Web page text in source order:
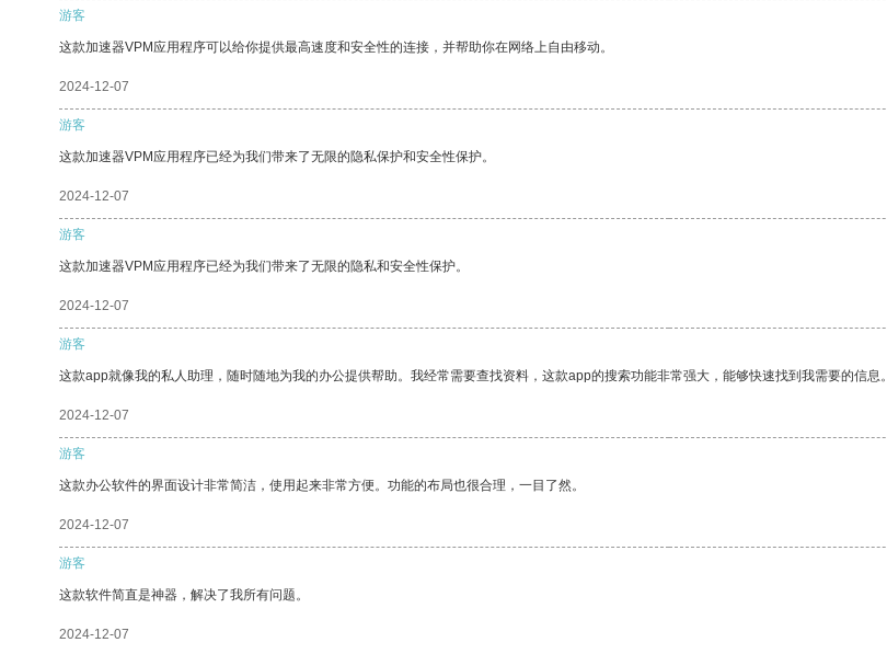
游客
这款加速器VPM应用程序可以给你提供最高速度和安全性的连接，并帮助你在网络上自由移动。
2024-12-07
游客
这款加速器VPM应用程序已经为我们带来了无限的隐私保护和安全性保护。
2024-12-07
游客
这款加速器VPM应用程序已经为我们带来了无限的隐私和安全性保护。
2024-12-07
游客
这款app就像我的私人助理，随时随地为我的办公提供帮助。我经常需要查找资料，这款app的搜索功能非常强大，能够快速找到我需要的信息。
2024-12-07
游客
这款办公软件的界面设计非常简洁，使用起来非常方便。功能的布局也很合理，一目了然。
2024-12-07
游客
这款软件简直是神器，解决了我所有问题。
2024-12-07